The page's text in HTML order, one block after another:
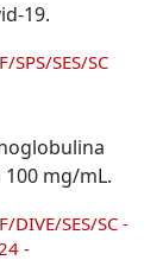
19.
SES/SC
mg/mL.
DIVE/SES/SC -
-